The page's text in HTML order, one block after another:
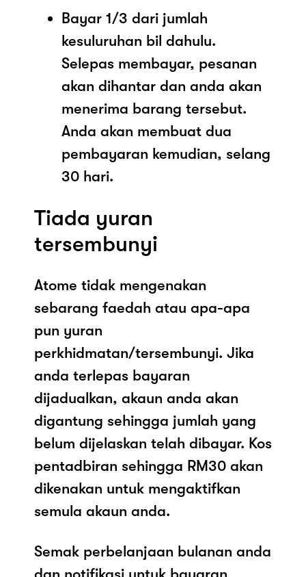
Bayar 1/3 dari jumlah
kesuluruhan bil dahulu.
Selepas membayar, pesanan
akan dihantar dan anda akan
menerima barang tersebut.
Anda akan membuat dua
pembayaran kemudian, selang
30 hari.
Tiada yuran
tersembunyi
Atome tidak mengenakan
sebarang faedah atau apa-apa
pun yuran
perkhidmatan/tersembunyi. Jika
anda terlepas bayaran
dijadualkan, akaun anda akan
digantung sehingga jumlah yang
belum dijelaskan telah dibayar. Kos
pentadbiran sehingga RM30 akan
dikenakan untuk mengaktifkan
semula akaun anda.
Semak perbelanjaan bulanan anda